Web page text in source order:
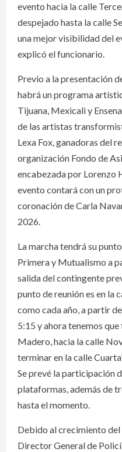
evento hacia la calle
despejado hasta la calle
una mejor visibilidad del
explicó el funcionario.
Previo a la presentación
habrá un programa
Tijuana, Mexicali y
de las artistas
Lexa Fox, ganadoras del
organización Fondo de
encabezada por Lorenzo
evento contará con un
coronación de Carla
2026.
La marcha tendrá su
Primera y Mutualismo a
salida del contingente
punto de reunión es en la
como cada año, a partir
5:15 y ahora tenemos
Madero, hacia la calle
terminar en la calle
Se prevé la participación
plataformas, además de
hasta el momento.
Debido al crecimiento
Director General de